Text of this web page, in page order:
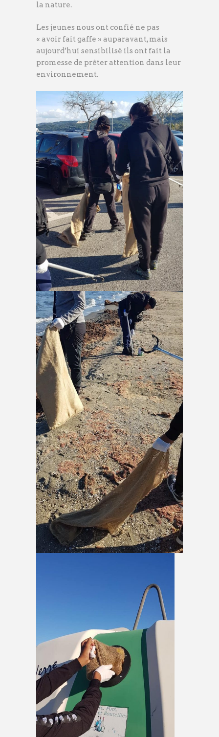
la nature.
Les jeunes nous ont confié ne pas
« avoir fait gaffe » auparavant, mais
aujourd’hui sensibilisé ils ont fait la
promesse de prêter attention dans leur
environnement.